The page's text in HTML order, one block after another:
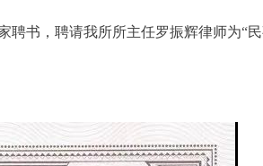
书，聘请我所所主任罗振辉律师为“